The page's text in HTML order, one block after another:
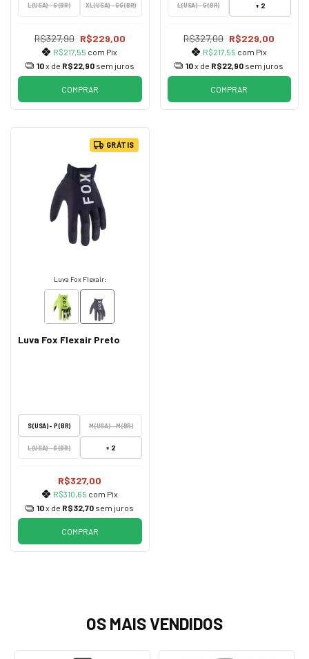
L (USA) - G (BR) XL (USA) - GG (BR)
R$327,90 R$229,00
R$217,55 com Pix
10x de R$22,90 sem juros
COMPRAR
L (USA) - G (BR) + 2
R$327,00 R$229,00
R$217,55 com Pix
10x de R$22,90 sem juros
COMPRAR
GRÁTIS
Luva Fox Flexair:
Luva Fox Flexair Preto
S (USA) - P (BR) M (USA) - M (BR)
L (USA) - G (BR) + 2
R$327,00
R$310,65 com Pix
10x de R$32,70 sem juros
COMPRAR
OS MAIS VENDIDOS